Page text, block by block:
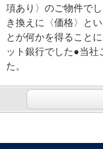
項あり〉のご物件で
き換えに〈価格〉と
とが何かを得ること
ット銀行でした●当社
た。